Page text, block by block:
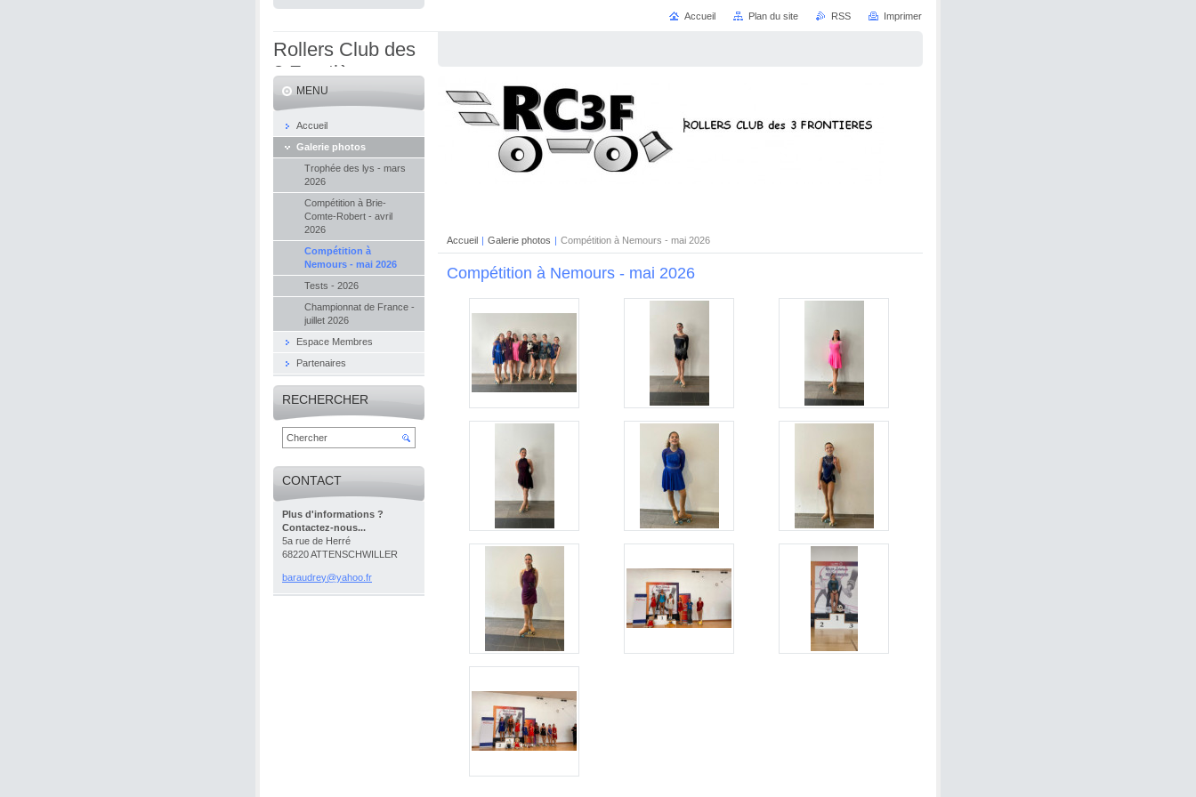
Rollers Club des
3 Frontières
Accueil | Galerie photos | Compétition à Nemours - mai 2026
Compétition à Nemours - mai 2026
MENU
Accueil
Galerie photos
Trophée des lys - mars
2026
Compétition à Brie-
Comte-Robert - avril
2026
Compétition à
Nemours - mai 2026
Tests - 2026
Championnat de France -
juillet 2026
Espace Membres
Partenaires
RECHERCHER
CONTACT
Plus d'informations ?
Contactez-nous...
5a rue de Herré
68220 ATTENSCHWILLER
baraudrey@yahoo. fr
Accueil Plan du site RSS Imprimer